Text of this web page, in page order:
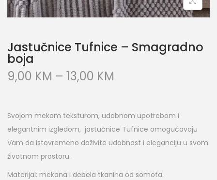
Jastučnice Tufnice – Smagradno
boja
9,00 KM – 13,00 KM
Svojom mekom teksturom, udobnom upotrebom i
elegantnim izgledom, jastučnice Tufnice omogućavaju
Vam da istovremeno doživite udobnost i eleganciju u svom
životnom prostoru.
Materijal: mekana i debela tkanina od somota.